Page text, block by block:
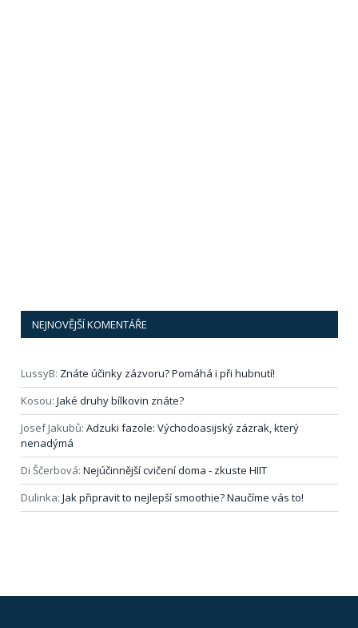
NEJNOVĚJŠÍ KOMENTÁŘE
LussyB: Znáte účinky zázvoru? Pomáhá i při hubnutí!
Kosou: Jaké druhy bílkovin znáte?
Josef Jakubů: Adzuki fazole: Východoasijský zázrak, který
nenadýmá
Di Ščerbová: Nejúčinnější cvičení doma ‑ zkuste HIIT
Dulinka: Jak připravit to nejlepší smoothie? Naučíme vás to!